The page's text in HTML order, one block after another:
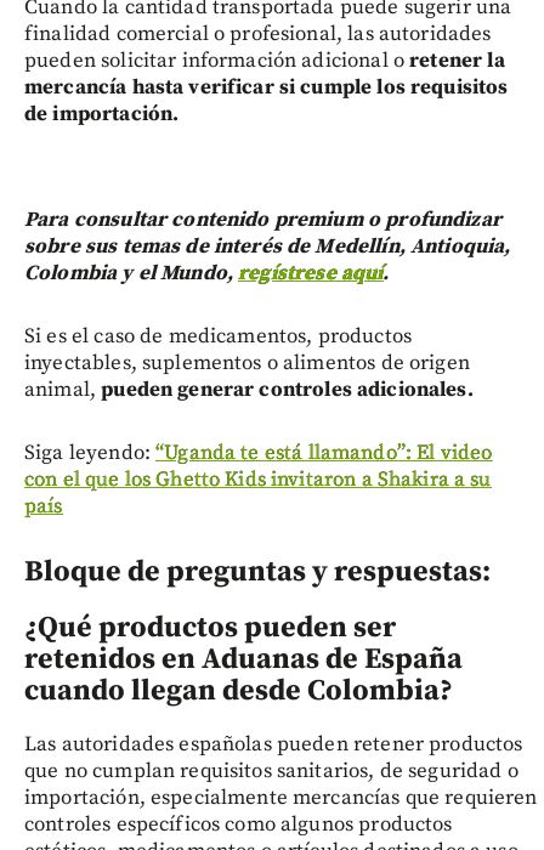
Cuando la cantidad transportada puede sugerir una
finalidad comercial o profesional, las autoridades
pueden solicitar información adicional oretener la
mercancía hasta verificar si cumple los requisitos
de importación.
Para consultar contenido premium o profundizar
sobre sus temas de interés de Medellín, Antioquia,
Colombia y el Mundo,regístrese aquí.
Si es el caso de medicamentos, productos
inyectables, suplementos o alimentos de origen
animal,pueden generar controles adicionales.
Siga leyendo:“Uganda te está llamando”: El video
con el que los Ghetto Kids invitaron a Shakira a su
país
Bloque de preguntas y respuestas:
¿Qué productos pueden ser
retenidos en Aduanas de España
cuando llegan desde Colombia?
Las autoridades españolas pueden retener productos
que no cumplan requisitos sanitarios, de seguridad o
importación, especialmente mercancías que requieren
controles específicos como algunos productos